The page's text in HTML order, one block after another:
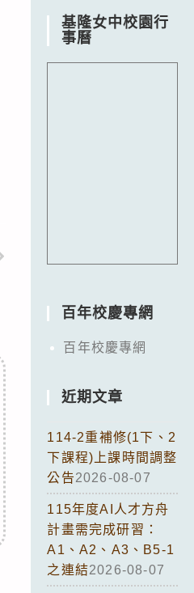
基隆女中校園行
事曆
百年校慶專網
百年校慶專網
近期文章
114-2重補修(1下、2
下課程)上課時間調整
公告2026-08-07
115年度AI人才方舟
計畫需完成研習：
A1、A2、A3、B5-1
之連結2026-08-07